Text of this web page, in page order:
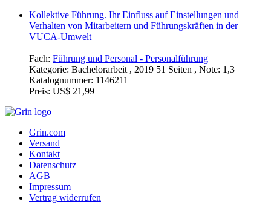
Kollektive Führung. Ihr Einfluss auf Einstellungen und
Verhalten von Mitarbeitern und Führungskräften in der
VUCA-Umwelt
Fach: Führung und Personal - Personalführung
Kategorie: Bachelorarbeit , 2019 51 Seiten , Note: 1,3
Katalognummer: 1146211
Preis: US$ 21,99
Grin.com
Versand
Kontakt
Datenschutz
AGB
Impressum
Vertrag widerrufen